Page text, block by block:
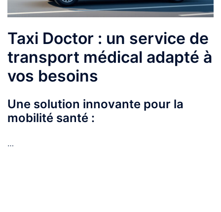
Taxi Doctor : un service de
transport médical adapté à
vos besoins
Une solution innovante pour la
mobilité santé :
…